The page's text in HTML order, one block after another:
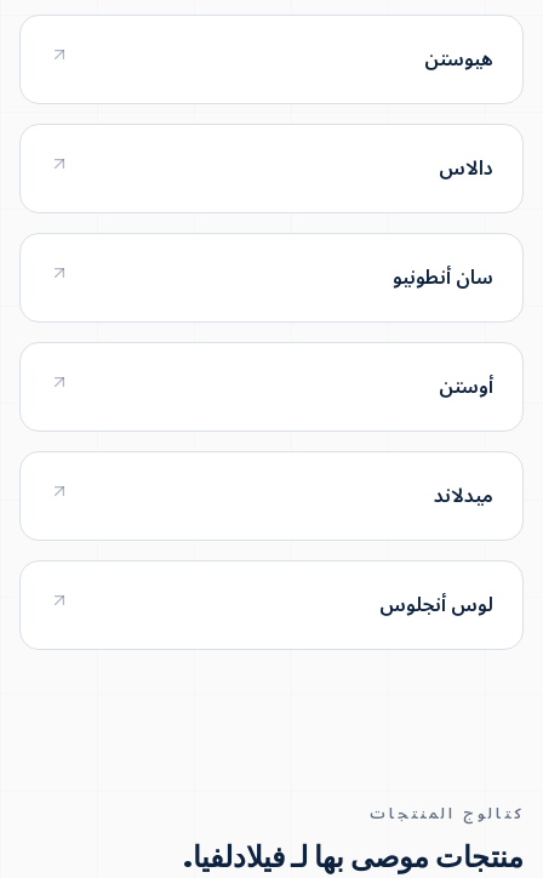
هيوستن
دالاس
سان أنطونيو
أوستن
ميدلاند
لوس أنجلوس
كتالوج المنتجات
منتجات موصى بها لـ فيلادلفيا.